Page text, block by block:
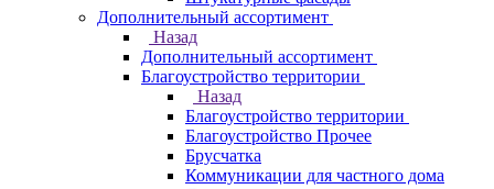
Дополнительный ассортимент
Назад
Дополнительный ассортимент
Благоустройство территории
Назад
Благоустройство территории
Благоустройство Прочее
Брусчатка
Коммуникации для частного дома